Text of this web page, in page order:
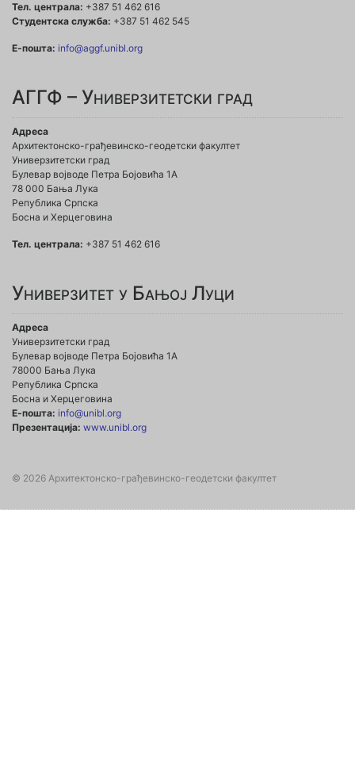
Тел. централа: +387 51 462 616
Студентска служба: +387 51 462 545
Е-пошта: info@aggf.unibl.org
АГГФ – Универзитетски град
Адреса
Архитектонско-грађевинско-геодетски факултет
Универзитетски град
Булевар војводе Петра Бојовића 1A
78 000 Бања Лука
Република Српска
Босна и Херцеговина
Тел. централа: +387 51 462 616
Универзитет у Бањој Луци
Адреса
Универзитетски град
Булевар војводе Петра Бојовића 1А
78000 Бања Лука
Република Српска
Босна и Херцеговина
Е-пошта: info@unibl.org
Презентација: www.unibl.org
© 2026 Архитектонско-грађевинско-геодетски факултет